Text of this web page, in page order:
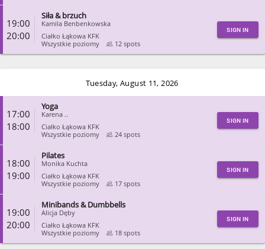
19:00
20:00
Siła & brzuch
Kamila Benbenkowska
Ciałko Łąkowa KFK
Wszystkie poziomy
12 spots
SIGN IN
CLOSE
Tuesday, August 11, 2026
17:00
18:00
Yoga
Karena ..
Ciałko Łąkowa KFK
Wszystkie poziomy
24 spots
SIGN IN
18:00
19:00
Pilates
Monika Kuchta
Ciałko Łąkowa KFK
Wszystkie poziomy
17 spots
SIGN IN
19:00
20:00
Minibands & Dumbbells
Alicja Dęby
Ciałko Łąkowa KFK
Wszystkie poziomy
18 spots
SIGN IN